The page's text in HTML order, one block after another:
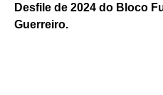
Desfile de 2024 do Bloco
Guerreiro.